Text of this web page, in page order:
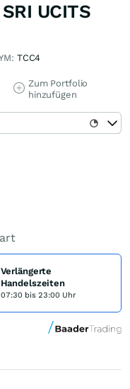
UCITS
TCC4
Zum Portfolio
hinzufügen
Verlängerte
Handelszeiten
07:30 bis 23:00 Uhr